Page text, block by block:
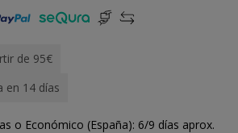
de 95€
en 14 días
o Económico (España): 6/9 días aprox.